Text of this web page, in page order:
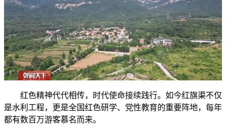
红色精神代代相传，时代使命接续践行。如今红旗渠不仅
是水利工程，更是全国红色研学、党性教育的重要阵地，每年
都有数百万游客慕名而来。